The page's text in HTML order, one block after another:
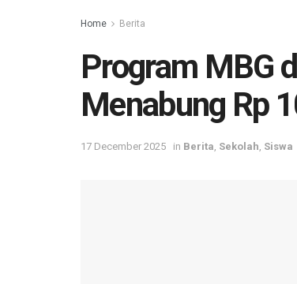
Home Berita
Program MBG
Menabung Rp
17 December 2025 in Berita Sekolah Siswa